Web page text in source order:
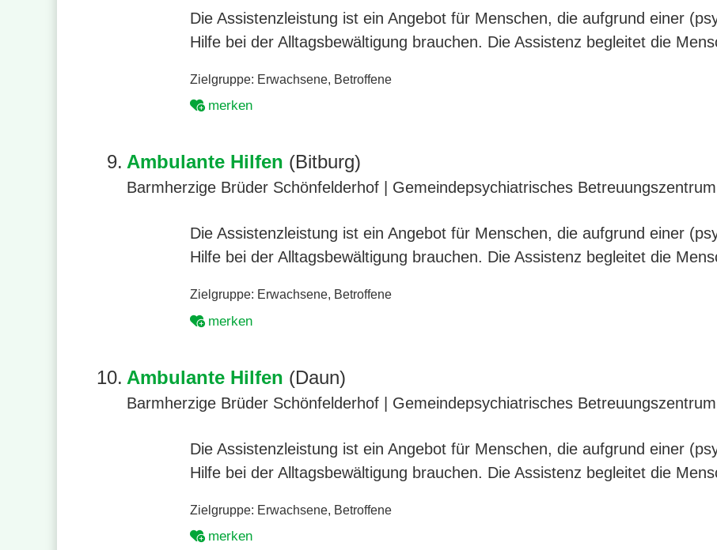
Die Assistenzleistung ist ein Angebot für Menschen, die aufgrund einer
Hilfe bei der Alltagsbewältigung brauchen. Die Assistenz begleitet die
Zielgruppe: Erwachsene, Betroffene
merken
9. Ambulante Hilfen (Bitburg)
Barmherzige Brüder Schönfelderhof | Gemeindepsychiatrisches
Die Assistenzleistung ist ein Angebot für Menschen, die aufgrund einer
Hilfe bei der Alltagsbewältigung brauchen. Die Assistenz begleitet die
Zielgruppe: Erwachsene, Betroffene
merken
10. Ambulante Hilfen (Daun)
Barmherzige Brüder Schönfelderhof | Gemeindepsychiatrisches
Die Assistenzleistung ist ein Angebot für Menschen, die aufgrund einer
Hilfe bei der Alltagsbewältigung brauchen. Die Assistenz begleitet die
Zielgruppe: Erwachsene Betroffene
merken